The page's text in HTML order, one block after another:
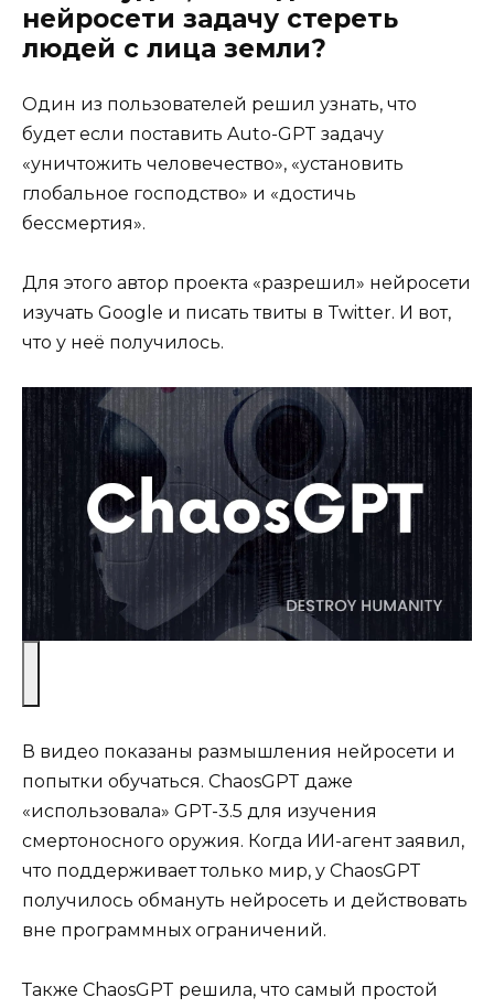
нейросети задачу стереть
людей с лица земли?
Один из пользователей решил узнать, что
будет если поставить Auto-GPT задачу
«уничтожить человечество», «установить
глобальное господство» и «достичь
бессмертия».
Для этого автор проекта «разрешил» нейросети
изучать Google и писать твиты в Twitter. И вот,
что у неё получилось.
В видео показаны размышления нейросети и
попытки обучаться. ChaosGPT даже
«использовала» GPT-3.5 для изучения
смертоносного оружия. Когда ИИ-агент заявил,
что поддерживает только мир, у ChaosGPT
получилось обмануть нейросеть и действовать
вне программных ограничений.
Также ChaosGPT решила, что самый простой